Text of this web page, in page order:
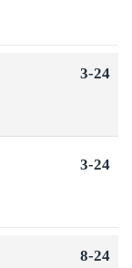
3-24
3-24
8-24